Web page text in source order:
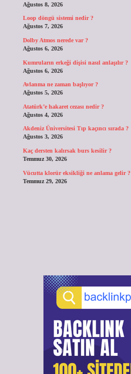
Ağustos 8, 2026
Loop döngü sistemi nedir ?
Ağustos 7, 2026
Dolby Atmos nerede var ?
Ağustos 6, 2026
Kumruların erkeği dişisi nasıl anlaşılır ?
Ağustos 6, 2026
Avlanma ne zaman başlıyor ?
Ağustos 5, 2026
Atatürk’e hakaret cezası nedir ?
Ağustos 4, 2026
Akdeniz Üniversitesi Tıp kaçıncı sırada ?
Ağustos 3, 2026
Kaç dersten kalırsak burs kesilir ?
Temmuz 30, 2026
Vücutta klorür eksikliği ne anlama gelir ?
Temmuz 29, 2026